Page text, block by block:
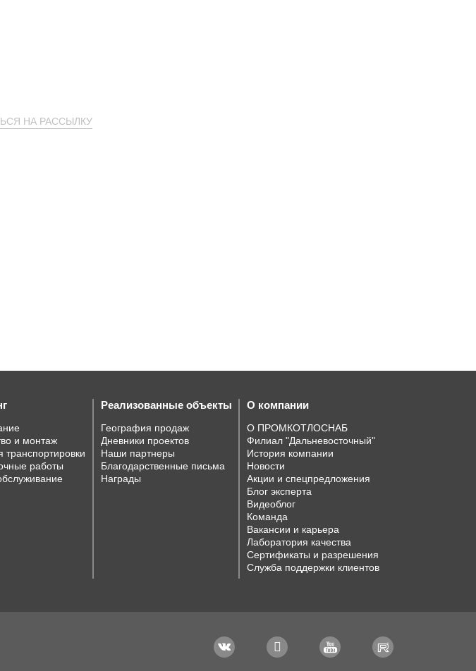
НА РАССЫЛКУ
и монтаж
транспортировки
работы
Реализованные объекты
География продаж
Дневники проектов
Наши партнеры
Благодарственные письма
Награды
О компании
О ПРОМКОТЛОСНАБ
Филиал "Дальневосточный"
История компании
Новости
Акции и спецпредложения
Блог эксперта
Видеоблог
Команда
Вакансии и карьера
Лаборатория качества
Сертификаты и разрешения
Служба поддержки клиентов